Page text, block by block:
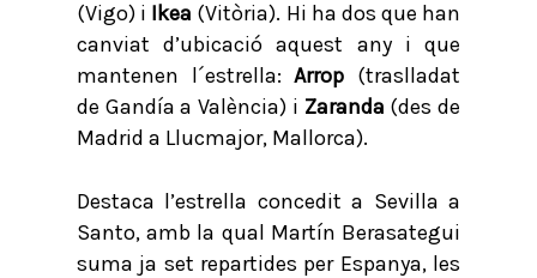
(Vigo) i Ikea (Vitòria). Hi ha dos que han
canviat d’ubicació aquest any i que
mantenen l´estrella:Arrop (traslladat
de Gandía a València) i Zaranda (des de
Madrid a Llucmajor, Mallorca).
Destaca l’estrella concedit a Sevilla a
Santo, amb la qual Martín Berasategui
suma ja set repartides per Espanya, les